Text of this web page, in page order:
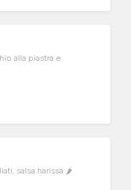
alla piastra e
salsa harissa 🌶️